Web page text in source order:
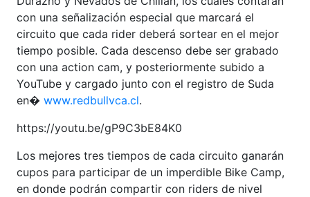
con una señalización especial que marcará el
circuito que cada rider deberá sortear en el mejor
tiempo posible. Cada descenso debe ser grabado
con una action cam, y posteriormente subido a
YouTube y cargado junto con el registro de Suda
en� www.redbullvca.cl.
https://youtu.be/gP9C3bE84K0
Los mejores tres tiempos de cada circuito ganarán
cupos para participar de un imperdible Bike Camp,
en donde podrán compartir con riders de nivel